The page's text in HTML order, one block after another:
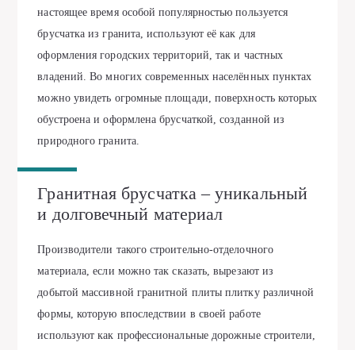
настоящее время особой популярностью пользуется
брусчатка из гранита , используют её как для
оформления городских территорий, так и частных
владений. Во многих современных населённых пунктах
можно увидеть огромные площади, поверхность которых
обустроена и оформлена брусчаткой, созданной из
природного гранита.
Гранитная брусчатка – уникальный
и долговечный материал
Производители такого строительно-отделочного
материала, если можно так сказать, вырезают из
добытой массивной гранитной плиты плитку различной
формы, которую впоследствии в своей работе
используют как профессиональные дорожные строители,